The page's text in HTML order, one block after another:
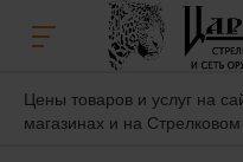
Цены товаров и услуг на
магазинах и на